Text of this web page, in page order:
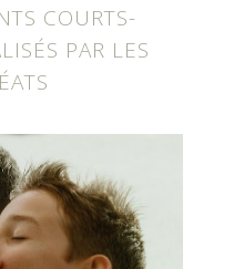
COURTS-
PAR LES